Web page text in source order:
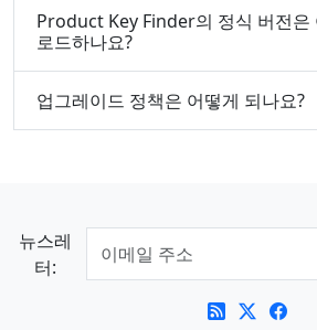
Product Key Finder의 정식 버전은
로드하나요?
업그레이드 정책은 어떻게 되나요?
뉴스레
터: